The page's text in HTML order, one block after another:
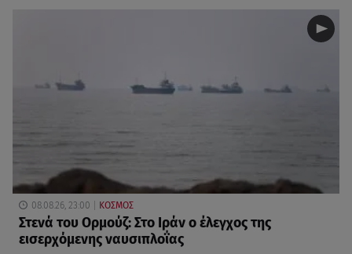
08.08.26, 23:00 ΚΟΣΜΟΣ
Στενά του Ορμούζ: Στο Ιράν ο έλεγχος της
εισερχόμενης ναυσιπλοΐας